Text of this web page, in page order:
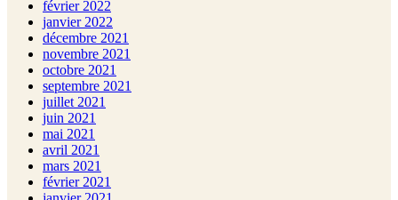
février 2022
janvier 2022
décembre 2021
novembre 2021
octobre 2021
septembre 2021
juillet 2021
juin 2021
mai 2021
avril 2021
mars 2021
février 2021